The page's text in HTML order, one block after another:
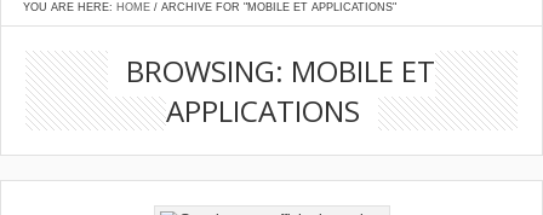
YOU ARE HERE: HOME / ARCHIVE FOR "MOBILE ET APPLICATIONS"
BROWSING: MOBILE ET
APPLICATIONS